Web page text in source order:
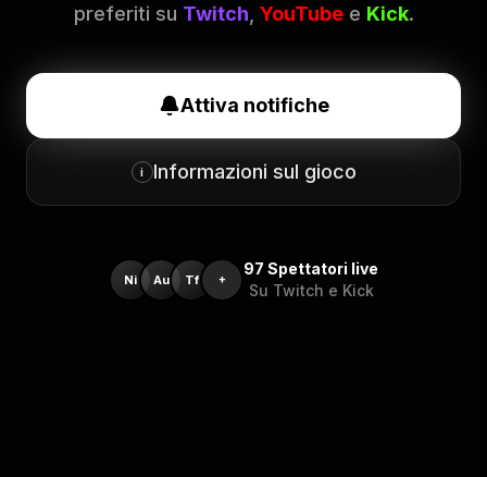
preferiti su Twitch YouTubee Kick.
Attiva notifiche
i Informazioni sul gioco
Ni Au Tf +
97 Spettatori live
Su Twitch e Kick